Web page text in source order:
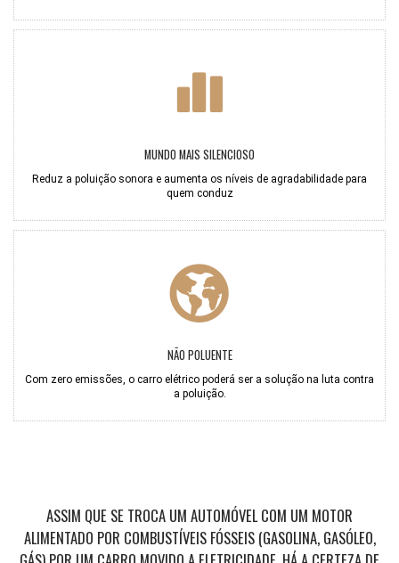
MUNDO MAIS SILENCIOSO
Reduz a poluição sonora e aumenta os níveis de agradabilidade para
quem conduz
NÃO POLUENTE
Com zero emissões, o carro elétrico poderá ser a solução na luta contra
a poluição.
ASSIM QUE SE TROCA UM AUTOMÓVEL COM UM MOTOR
ALIMENTADO POR COMBUSTÍVEIS FÓSSEIS (GASOLINA, GASÓLEO,